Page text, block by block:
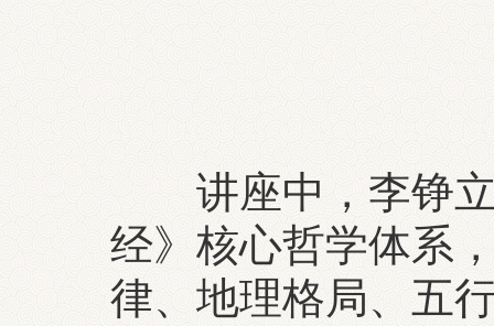
讲座中，李铮立
经》核心哲学体系
律、地理格局、五